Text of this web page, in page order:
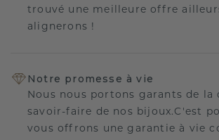
trouvé une meilleure offre
alignerons !
Notre promesse à vie
Nous nous portons garants de la
savoir-faire de nos bijoux.C'est
vous offrons une garantie à vie